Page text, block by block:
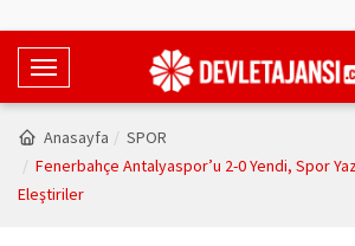
T
o
g
g
Anasayfa
SPOR
Fenerbahçe Antalyaspor’u 2-0 Yendi, Spor
Eleştiriler